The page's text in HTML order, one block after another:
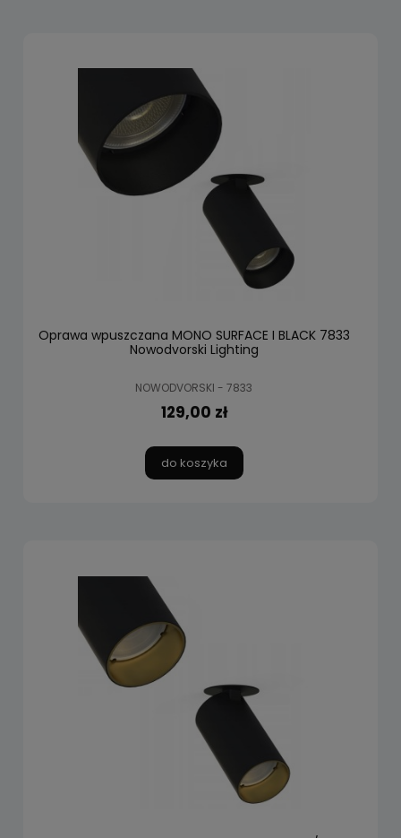
Oprawa wpuszczana MONO SURFACE I BLACK 7833
Nowodvorski Lighting
NOWODVORSKI - 7833
129,00 zł
do koszyka